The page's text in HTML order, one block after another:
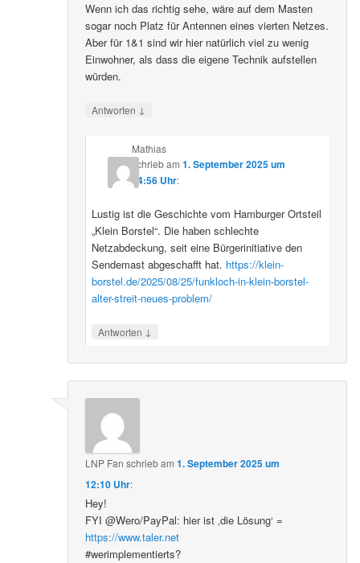
Wenn ich das richtig sehe, wäre auf dem Masten
sogar noch Platz für Antennen eines vierten Netzes.
Aber für 1&1 sind wir hier natürlich viel zu wenig
Einwohner, als dass die eigene Technik aufstellen
würden.
Antworten ↓
Mathias
schriebam 1. September 2025 um
14:56 Uhr:
Lustig ist die Geschichte vom Hamburger Ortsteil
„Klein Borstel“. Die haben schlechte
Netzabdeckung, seit eine Bürgerinitiative den
Sendemast abgeschafft hat. https://klein-
borstel.de/2025/08/25/funkloch-in-klein-borstel-
alter-streit-neues-problem/
Antworten ↓
LNP Fan schriebam1. September 2025 um
12:10 Uhr:
Hey!
FYI @Wero/PayPal: hier ist ‚die Lösung‘ =
https://www.taler.net
#werimplementierts?